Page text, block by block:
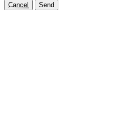
Cancel Send